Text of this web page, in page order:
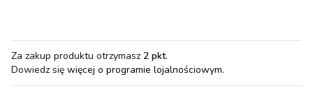
Za zakup produktu otrzymasz 2 pkt.
Dowiedz się więcej o programie lojalnościowym.